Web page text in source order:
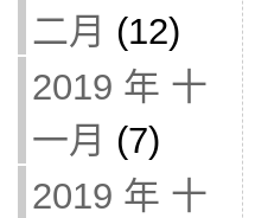
二月 (12)
2019 年 十
一月 (7)
2019 年 十